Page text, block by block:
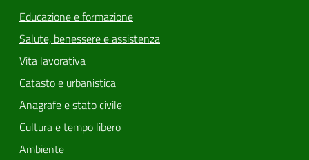
Educazione e formazione
Salute, benessere e assistenza
Vita lavorativa
Catasto e urbanistica
Anagrafe e stato civile
Cultura e tempo libero
Ambiente